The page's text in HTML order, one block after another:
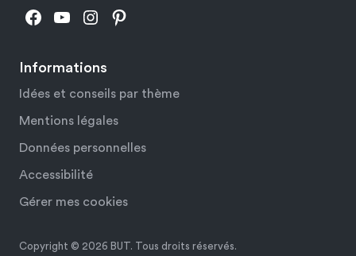
Informations
Idées et conseils par thème
Mentions légales
Données personnelles
Accessibilité
Gérer mes cookies
Facebook
YouTube
Instagram
Pinterest
Copyright © 2026 BUT. Tous droits réservés.